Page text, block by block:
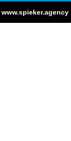
www.spieker.agency